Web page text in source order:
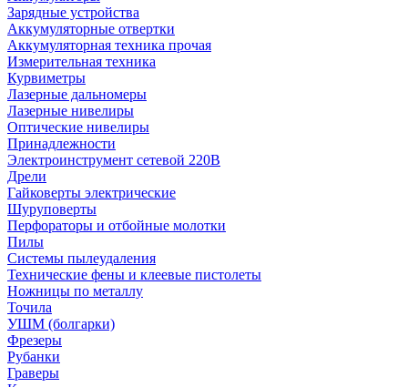
Зарядные устройства
Аккумуляторные отвертки
Аккумуляторная техника прочая
Измерительная техника
Курвиметры
Лазерные дальномеры
Лазерные нивелиры
Оптические нивелиры
Принадлежности
Электроинструмент сетевой 220В
Дрели
Гайковерты электрические
Шуруповерты
Перфораторы и отбойные молотки
Пилы
Системы пылеудаления
Технические фены и клеевые пистолеты
Ножницы по металлу
Точила
УШМ (болгарки)
Фрезеры
Рубанки
Граверы